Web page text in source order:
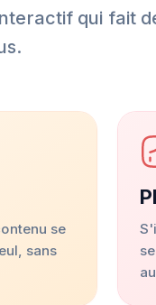
qui fait
se
sans